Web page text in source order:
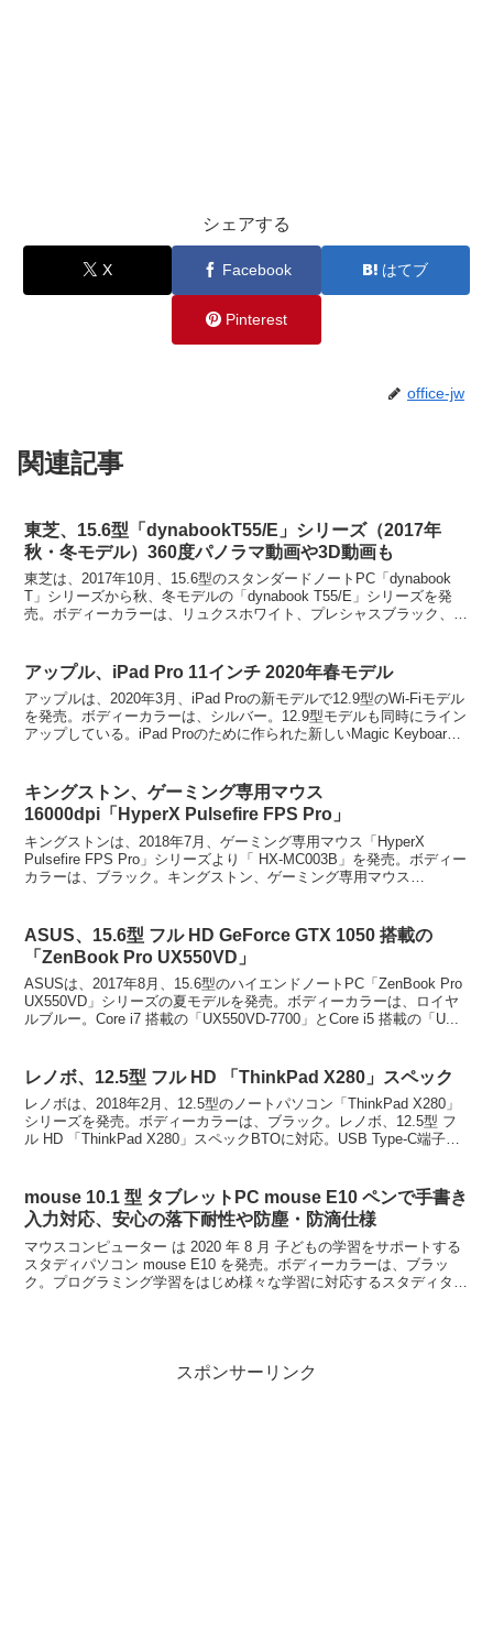
シェアする
X Facebook はてブ
Pinterest
office-jw
関連記事
東芝、15.6型「dynabookT55/E」シリーズ（2017年
秋・冬モデル）360度パノラマ動画や3D動画も
東芝は、2017年10月、15.6型のスタンダードノートPC「dynabook
T」シリーズから秋、冬モデルの「dynabook T55/E」シリーズを発
売。ボディーカラーは、リュクスホワイト、プレシャスブラック、サ
アップル、iPad Pro 11インチ 2020年春モデル
アップルは、2020年3月、iPad Proの新モデルで12.9型のWi-Fiモデル
を発売。ボディーカラーは、シルバー。12.9型モデルも同時にライン
アップしている。iPad Proのために作られた新しいMagic Keyboard
キングストン、ゲーミング専用マウス
16000dpi「HyperX Pulsefire FPS Pro」
キングストンは、2018年7月、ゲーミング専用マウス「HyperX
Pulsefire FPS Pro」シリーズより「 HX-MC003B」を発売。ボディー
カラーは、ブラック。キングストン、ゲーミング専用マウス
ASUS、15.6型 フル HD GeForce GTX 1050 搭載の
「ZenBook Pro UX550VD」
ASUSは、2017年8月、15.6型のハイエンドノートPC「ZenBook Pro
UX550VD」シリーズの夏モデルを発売。ボディーカラーは、ロイヤ
ルブルー。Core i7 搭載の「UX550VD-7700」とCore i5 搭載の「U...
レノボ、12.5型 フル HD 「ThinkPad X280」スペック
レノボは、2018年2月、12.5型のノートパソコン「ThinkPad X280」
シリーズを発売。ボディーカラーは、ブラック。レノボ、12.5型 フ
ル HD 「ThinkPad X280」スペックBTOに対応。USB Type-C端子
mouse 10.1 型 タブレットPC mouse E10 ペンで手書き
入力対応、安心の落下耐性や防塵・防滴仕様
マウスコンピューター は 2020 年 8 月 子どもの学習をサポートする
スタディパソコン mouse E10 を発売。ボディーカラーは、ブラッ
ク。プログラミング学習をはじめ様々な学習に対応するスタディタブ
スポンサーリンク